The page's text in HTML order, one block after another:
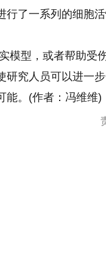
了一系列的细胞
模型，或者帮助受
研究人员可以进一
能。(作者：冯维维)